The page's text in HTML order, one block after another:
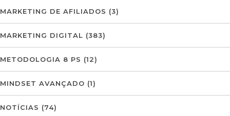
MARKETING DE AFILIADOS (3)
MARKETING DIGITAL (383)
METODOLOGIA 8 PS (12)
MINDSET AVANÇADO (1)
NOTÍCIAS (74)